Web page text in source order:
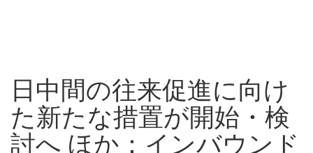
日中間の往来促進に向け
た新たな措置が開始・検
討へ ほか：インバウンド